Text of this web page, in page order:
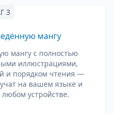
3
мангу
мангу с полностью
иллюстрациями,
и порядком чтения —
на вашем языке и
устройстве.